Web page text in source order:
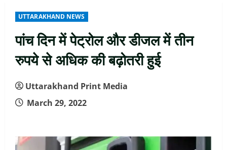
UTTARAKHAND NEWS
पांच दिन में पेट्रोल और डीजल में तीन
रुपये से अधिक की बढ़ोतरी हुई
Uttarakhand Print Media
March 29, 2022